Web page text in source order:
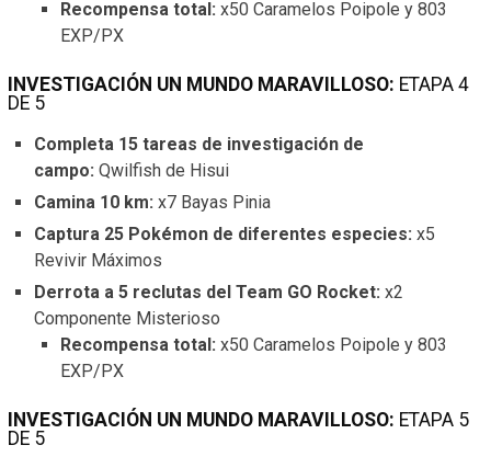
Recompensa total: x50 Caramelos Poipole y 803
EXP/PX
INVESTIGACIÓN UN MUNDO MARAVILLOSO: ETAPA 4
DE 5
Completa 15 tareas de investigación de
campo: Qwilfish de Hisui
Camina 10 km: x7 Bayas Pinia
Captura 25 Pokémon de diferentes especies: x5
Revivir Máximos
Derrota a 5 reclutas del Team GO Rocket: x2
Componente Misterioso
Recompensa total: x50 Caramelos Poipole y 803
EXP/PX
INVESTIGACIÓN UN MUNDO MARAVILLOSO: ETAPA 5
DE 5